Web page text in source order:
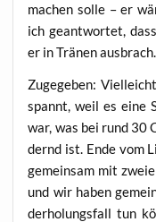
machen sol­le – er
ich geant­wor­tet,
er in Trä­nen ausbrach.
Zuge­ge­ben:
spannt, weil es eine
war, was bei rund 30
dernd ist. Ende vom
gemein­sam mit
und wir haben
der­ho­lungs­fall tun